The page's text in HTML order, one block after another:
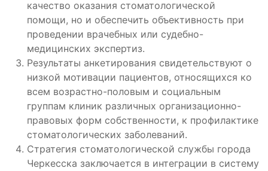
качество оказания стоматологической
помощи, но и обеспечить объективность при
проведении врачебных или судебно-
медицинских экспертиз.
Результаты анкетирования свидетельствуют о
низкой мотивации пациентов, относящихся ко
всем возрастно-половым и социальным
группам клиник различных организационно-
правовых форм собственности, к профилактике
стоматологических заболеваний.
Стратегия стоматологической службы города
Черкесска заключается в интеграции в систему